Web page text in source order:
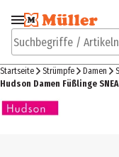
Zur Navigation
springen
Suchbegriffe /
Startseite Strümpfe Damen
Hudson Damen Füßlinge